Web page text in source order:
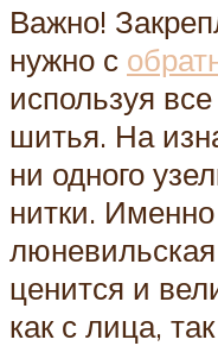
Важно!
нужно с
используя
шитья. На
ни одного
нитки.
ценится и
как с лица,